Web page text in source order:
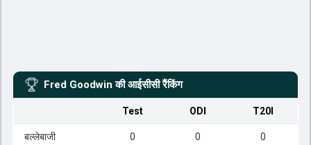
Fred Goodwin की आईसीसी रैंकिंग
Test ODI T20I
बल्लेबाजी 0 0 0